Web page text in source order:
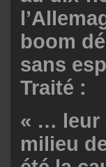
boom
sans
Traité :
« … leur
milieu